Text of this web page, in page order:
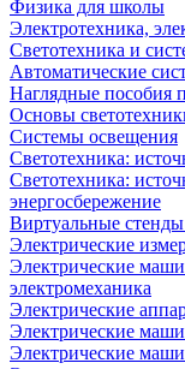
Физика для школы
Электротехника,
Светотехника и
Автоматические
Наглядные пособия
Основы
Системы освещения
Светотехника:
Светотехника:
энергосбережение
Виртуальные
Электрические
Электрические
электромеханика
Электрические
Электрические
Электрические